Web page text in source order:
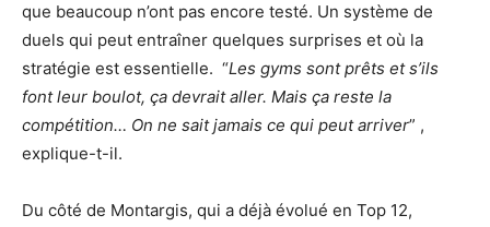
que beaucoup n’ont pas encore testé. Un système de
duels qui peut entraîner quelques surprises et où la
stratégie est essentielle. “Les gyms sont prêts et s’ils
font leur boulot, ça devrait aller. Mais ça reste la
compétition… On ne sait jamais ce qui peut arriver” ,
explique-t-il.
Du côté de Montargis, qui a déjà évolué en Top 12,